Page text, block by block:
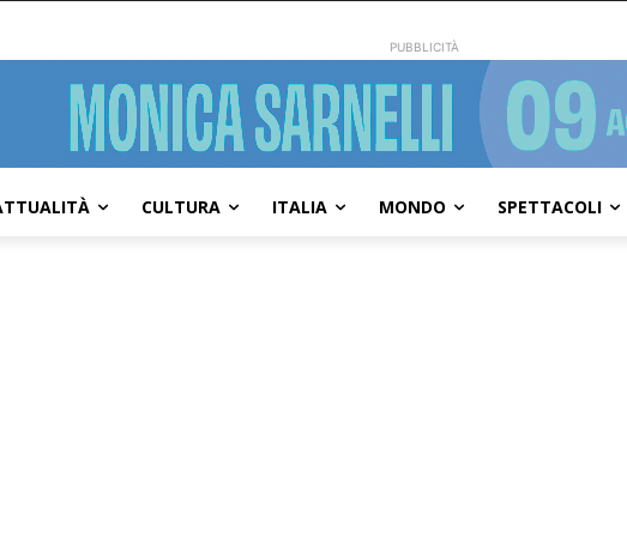
PUBBLICITÀ
CULTURA ITALIA MONDO SPETTACOLI